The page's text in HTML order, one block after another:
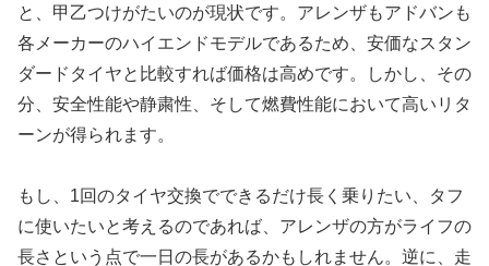
と、甲乙つけがたいのが現状です。アレンザもアドバンも
各メーカーのハイエンドモデルであるため、安価なスタン
ダードタイヤと比較すれば価格は高めです。しかし、その
分、安全性能や静粛性、そして燃費性能において高いリタ
ーンが得られます。
もし、1回のタイヤ交換でできるだけ長く乗りたい、タフ
に使いたいと考えるのであれば、アレンザの方がライフの
長さという点で一日の長があるかもしれません。逆に、走